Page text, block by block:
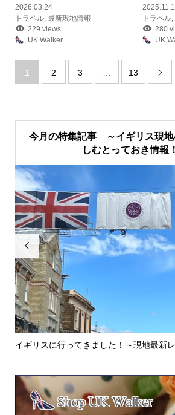
2026.03.24
トラベル, 最新現地情報
229 views
UK Walker
トラベル,
280
UK
1 2 3 … 13 
今月の特集記事 ～イギリス現
しむとっておき情報

イギリスに行ってきました！～現地最新